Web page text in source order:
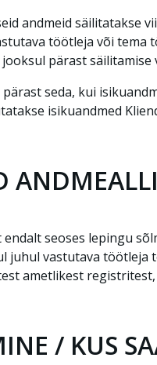
andmeid säilitatakse
töötleja või tema
pärast
seda, kui
isikuandmed
seoses lepingu
juhul vastutava töötleja
ametlikest
/ KUS